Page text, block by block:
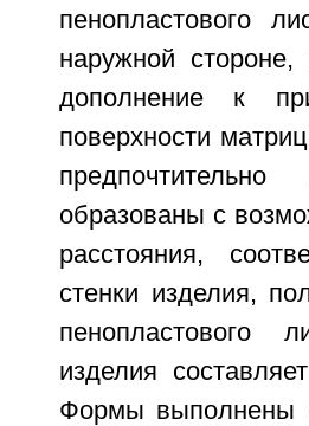
пенопластового
наружной стороне,
дополнение к
поверхности
образованы с
расстояния,
стенки изделия,
пенопластового
изделия
Формы выполнены